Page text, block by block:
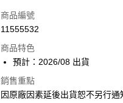
信用卡一次付款
ATM付款
運送方式
商品編號
11555532
商品特色
預計：2026/08 出貨
銷售重點
因原廠因素延後出貨恕不另行通